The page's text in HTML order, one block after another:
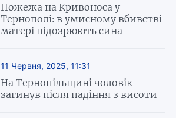
Пожежа на Кривоноса у
Тернополі: в умисному вбивстві
матері підозрюють сина
11 Червня, 2025, 11:31
На Тернопільщині чоловік
загинув після падіння з висоти